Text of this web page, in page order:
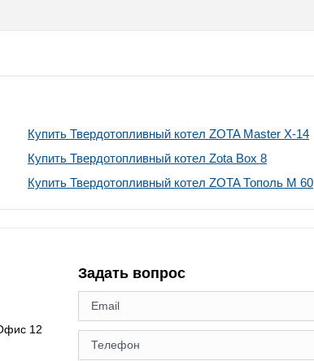
Купить Твердотопливный котел ZOTA Master X-14
Купить Твердотопливный котел Zota Box 8
Купить Твердотопливный котел ZOTA Тополь М 60
12
Задать вопрос